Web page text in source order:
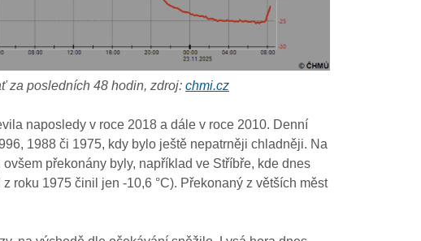
za posledních 48 hodin, zdroj:chmi.cz
naposledy v roce 2018 a dále v roce 2010. Denní
1988 či 1975, kdy bylo ještě nepatrněji chladněji. Na
překonány byly, například ve Stříbře, kde dnes
roku 1975 činil jen -10,6 °C). Překonaný z větších měst